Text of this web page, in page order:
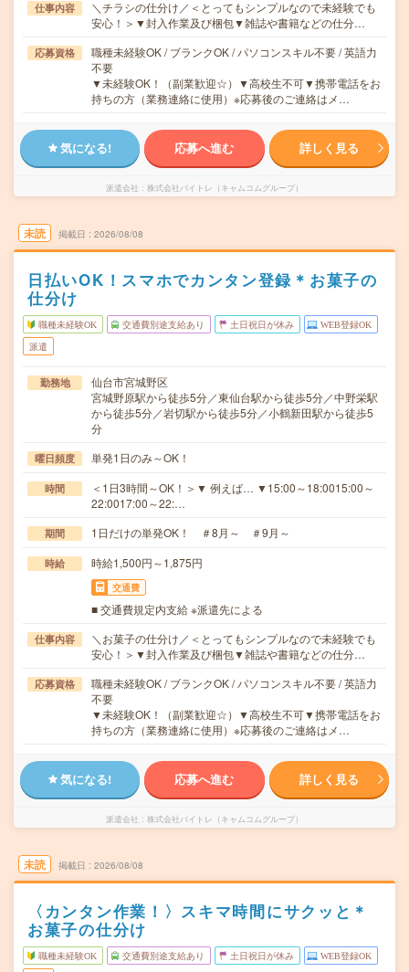
仕事内容
＼チラシの仕分け／＜とってもシンプルなので未経験でも
安心！＞▼封入作業及び梱包▼雑誌や書籍などの仕分…
応募資格
職種未経験OK / ブランクOK / パソコンスキル不要 / 英語力
不要
▼未経験OK！（副業歓迎☆）▼高校生不可▼携帯電話をお
持ちの方（業務連絡に使用）※応募後のご連絡はメ…
気になる! 応募へ進む 詳しく見る
派遣会社 株式会社バイトレ（キャムコムグループ）
未読 掲載日 2026/08/08
日払いOK！スマホでカンタン登録＊お菓子の
仕分け
職種未経験OK 交通費別途支給あり 土日祝日が休み WEB登録OK
派遣
勤務地
仙台市宮城野区
宮城野原駅から徒歩5分／東仙台駅から徒歩5分／中野栄駅
から徒歩5分／岩切駅から徒歩5分／小鶴新田駅から徒歩5
分
曜日頻度 単発1日のみ～OK！
時間
＜1日3時間～OK！＞▼ 例えば… ▼15:00～18:0015:00～
22:0017:00～22:…
期間 1日だけの単発OK！ ＃8月～ ＃9月～
時給 時給1,500円～1,875円
交通費
■ 交通費規定内支給 ※派遣先による
仕事内容
＼お菓子の仕分け／＜とってもシンプルなので未経験でも
安心！＞▼封入作業及び梱包▼雑誌や書籍などの仕分…
応募資格
職種未経験OK / ブランクOK / パソコンスキル不要 / 英語力
不要
▼未経験OK！（副業歓迎☆）▼高校生不可▼携帯電話をお
持ちの方（業務連絡に使用）※応募後のご連絡はメ…
気になる! 応募へ進む 詳しく見る
派遣会社 株式会社バイトレ（キャムコムグループ）
未読 掲載日 2026/08/08
〈カンタン作業！〉スキマ時間にサクッと＊
お菓子の仕分け
職種未経験OK 交通費別途支給あり 土日祝日が休み WEB登録OK